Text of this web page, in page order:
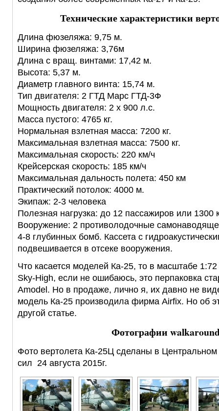
Технические характеристики
Длина фюзеляжа: 9,75 м.
Ширина фюзеляжа: 3,76м
Длина с вращ. винтами: 17,42 м.
Высота: 5,37 м.
Диаметр главного винта: 15,74 м.
Тип двигателя: 2 ГТД Марс ГТД-3Ф
Мощность двигателя: 2 х 900 л.с.
Масса пустого: 4765 кг.
Нормальная взлетная масса: 7200 кг.
Максимальная взлетная масса: 7500 кг.
Максимальная скорость: 220 км/ч
Крейсерская скорость: 185 км/ч
Максимальная дальность полета: 450 км
Практический потолок: 4000 м.
Экипаж: 2-3 человека
Полезная нагрузка: до 12 пассажиров или 1300
Вооружение: 2 противолодочные
4-8 глубинных бомб. Кассета с
подвешивается в отсеке вооружения.
Что касается моделей Ка-25, то в масштабе
Sky-High, если не ошибаюсь, это перпаковка
Amodel. Но в продаже, лично я, их давно не
модель Ка-25 производила фирма Airfix. Но об
другой статье.
Фотографии
Фото вертолета Ка-25Ц сделаны в
сил 24 августа 2015г.